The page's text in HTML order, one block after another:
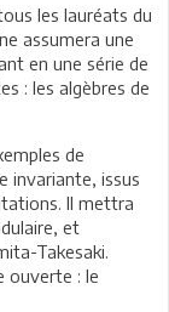
les lauréats du
assumera une
en une série de
: les algèbres de
de
invariante, issus
Il mettra
et
Takesaki.
ouverte : le